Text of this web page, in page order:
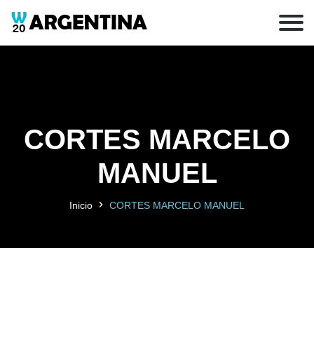
CORTES MARCELO
MANUEL
Inicio CORTES MARCELO MANUEL